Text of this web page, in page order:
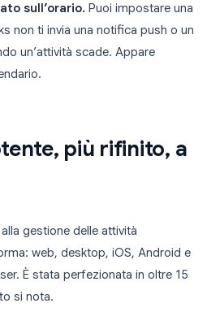
sull’orario. Puoi impostare una
non ti invia una notifica push o un
un’attività scade. Appare
più rifinito, a
gestione delle attività
web, desktop, iOS, Android e
È stata perfezionata in oltre 15
si nota.